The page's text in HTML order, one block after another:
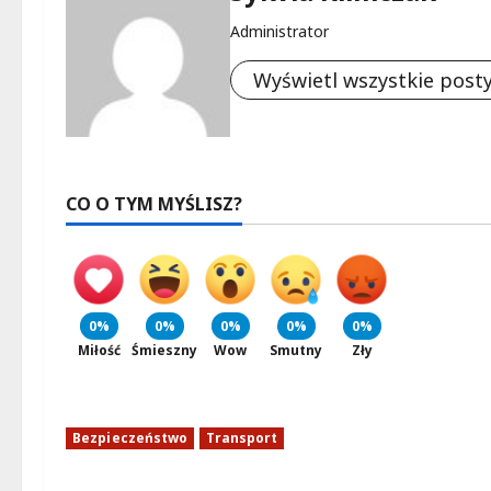
Administrator
Wyświetl wszystkie
CO O TYM MYŚLISZ?
0%
Miłość
0%
Śmieszny
0%
Wow
0%
Smutny
0%
Zły
Bezpieczeństwo Transport